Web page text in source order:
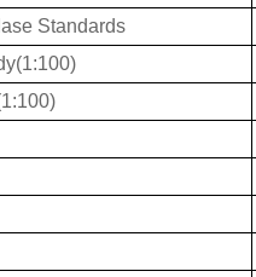
Standards